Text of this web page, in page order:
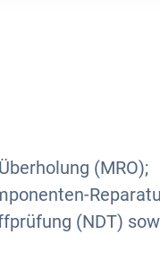
(MRO);
(NDT)